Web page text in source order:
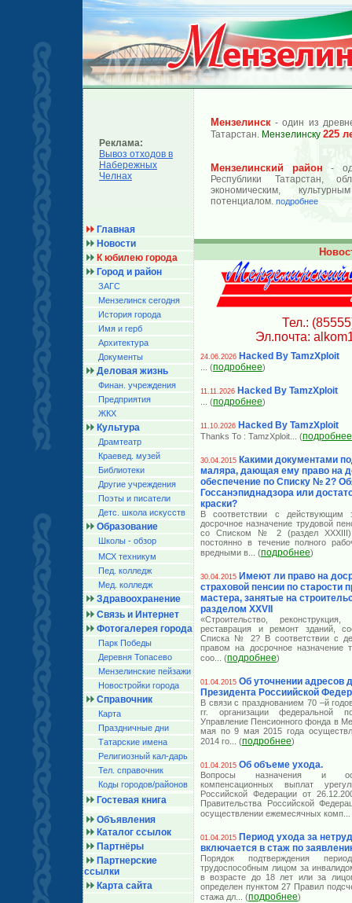
Реклама:
Вывоз отходов в
Набережных
Челнах
Главная
Новости
К юбилею города
Город и район
ЗАГС
Мензелинск сегодня
История города
Имя и герб
Архитектура
Документы
Деловая жизнь
Финан. учреждения
Предприятия
ЖКХ
Культура
Драмтеатр
Краевед. музей
Библиотеки
Другие учреждения
Поэты и писатели
Детс. школа искусств
Образование
Школы - обзор
МСХ техникум
Пед. колледж
Мед. колледж
Здравоохранение
Связь и Интернет
Фотогалерея города
Парк Победы
Деревня Топасево
Мензелинские пейзажи
Новостройки города
Справочник
Карта
Праздничные дни
Татарские имена
Религиозный кал-дарь
Тел. справочник
Коды городов/райoнов
Гостевая книга
Объявления
Каталог ссылок
Партнёры
Партнерские
ссылки
Карта сайта
Мензелинск - один из
Татарстан. Мензелинску 225
Мензелинский район -
Республики Татарстан,
экономическим,
потенциалом. подробнее
Тел.:
Эл.почта:
24.06.2026 Hacked By TamzXploit
... (подробнее)
11.11.2026 Hacked By TamzXploit
... (подробнее)
11.10.2026 Hacked By TamzXploit
Thanks To : TamzXploit ... (подробнее
30.04.2015 Какими документами
маляра, дающая ему право на
обеспечение по Списку № 2?
Госсанэпиднадзора или
краски?
В соответствии с действующим
досрочное назначение трудовой
со Списком № 2 (раздел XXXIII)
постоянно в течение полного
вредными в ... (подробнее)
30.04.2015 Имеют ли право на
страховой пенсии по старости
мастера, занятые на
разделом XXVII
«Строительство, реконструкция,
реставрация и ремонт зданий,
Списка № 2? В соответствии с
правом на досрочное назначение
соо ... (подробнее)
01.04.2015 Об уточнении адресов
Президента Россиийской
В связи с празднованием 70 –й
гг. организации федеральной
Управление Пенсионного фонда в
мая по 9 мая 2015 года
2014 го ... (подробнее)
01.04.2015 Об объеме ухода.
Вопросы назначения и
компенсационных выплат
Российской Федерации от
Правительства Российской
осуществлении ежемесячных комп
01.04.2015 Период ухода за
включается в стаж по
Порядок подтверждения
трудоспособным лицом за
в возрасте до 18 лет или за
определен пунктом 27 Правил
стажа дл ... (подробнее)